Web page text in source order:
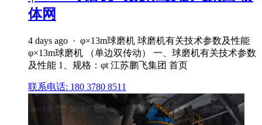
体网
4 days ago · φ×13m球磨机 球磨机有关技术参数及性能
φ×13m球磨机 （单边双传动） 一、球磨机有关技术参数
及性能 1、规格：φt 江苏鹏飞集团 首页
联系电话: 180 3780 8511